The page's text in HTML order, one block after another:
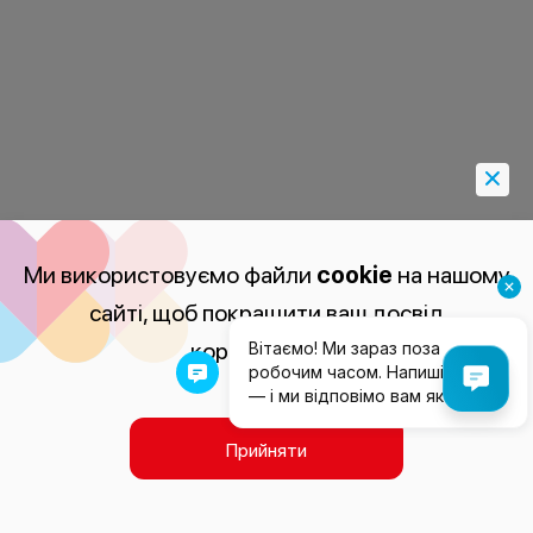
Ми використовуємо файли cookie на нашому
сайті, щоб покращити ваш досвід
користування.
Прийняти